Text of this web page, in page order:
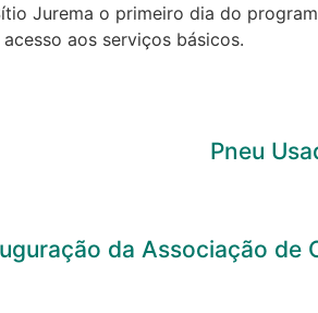
Jurema o primeiro dia do
aos serviços básicos.
Pneu
da Associação de